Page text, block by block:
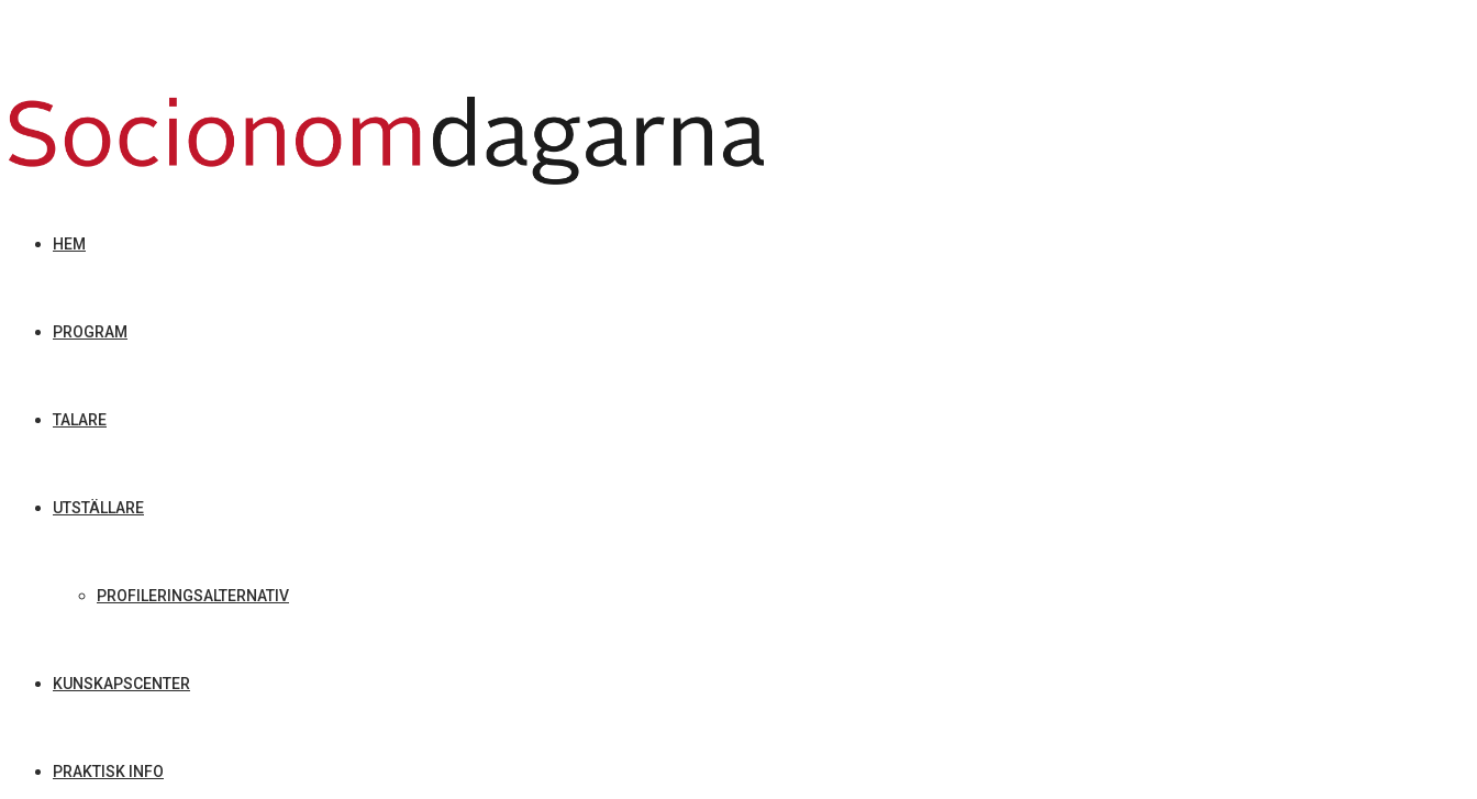
HEM
PROGRAM
TALARE
UTSTÄLLARE
PROFILERINGSALTERNATIV
KUNSKAPSCENTER
PRAKTISK INFO